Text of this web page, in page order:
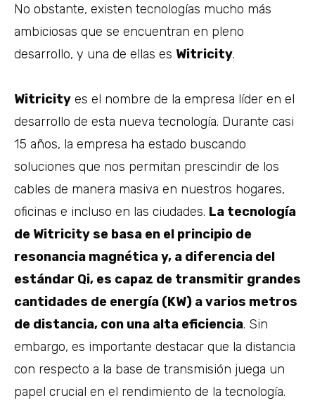
No obstante, existen tecnologías mucho más
ambiciosas que se encuentran en pleno
desarrollo, y una de ellas es Witricity.
Witricity es el nombre de la empresa líder en el
desarrollo de esta nueva tecnología. Durante casi
15 años, la empresa ha estado buscando
soluciones que nos permitan prescindir de los
cables de manera masiva en nuestros hogares,
oficinas e incluso en las ciudades. La tecnología
de Witricity se basa en el principio de
resonancia magnética y, a diferencia del
estándar Qi, es capaz de transmitir grandes
cantidades de energía (KW) a varios metros
de distancia, con una alta eficiencia. Sin
embargo, es importante destacar que la distancia
con respecto a la base de transmisión juega un
papel crucial en el rendimiento de la tecnología.